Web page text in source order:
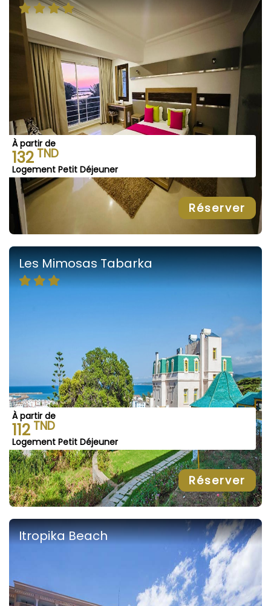
À partir de
132 TND
Logement Petit Déjeuner
Réserver
Les Mimosas Tabarka
À partir de
112 TND
Logement Petit Déjeuner
Réserver
Itropika Beach